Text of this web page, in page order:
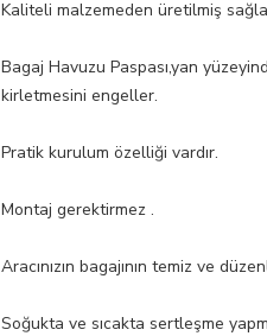
Kaliteli malzemeden üretilmiş
Bagaj Havuzu Paspası,yan
kirletmesini engeller.
Pratik kurulum özelliği vardır.
Montaj gerektirmez .
Aracınızın bagajının temiz ve
Soğukta ve sıcakta sertleşme